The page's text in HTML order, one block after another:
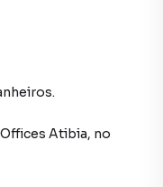
Atibia, no